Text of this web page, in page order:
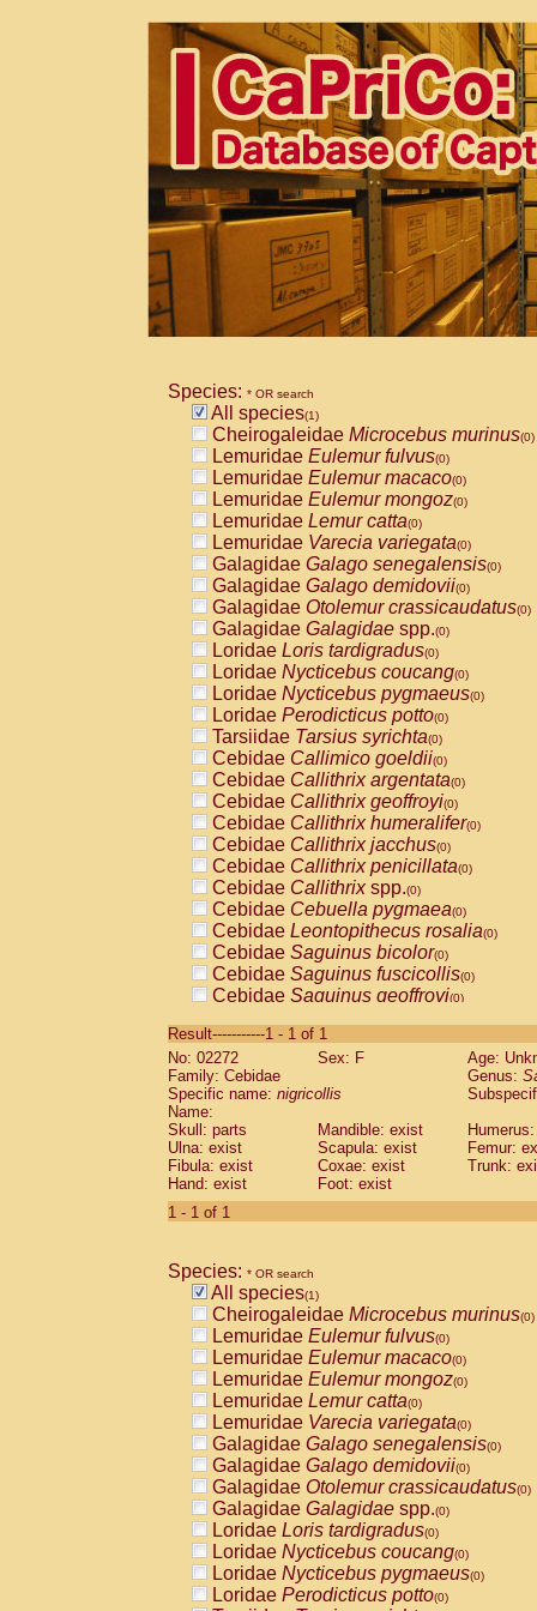
Species: * OR search
All species(1)
Cheirogaleidae Microcebus murinus(0)
Lemuridae Eulemur fulvus(0)
Lemuridae Eulemur macaco(0)
Lemuridae Eulemur mongoz(0)
Lemuridae Lemur catta(0)
Lemuridae Varecia variegata(0)
Galagidae Galago senegalensis(0)
Galagidae Galago demidovii(0)
Galagidae Otolemur crassicaudatus(0)
Galagidae Galagidae spp.(0)
Loridae Loris tardigradus(0)
Loridae Nycticebus coucang(0)
Loridae Nycticebus pygmaeus(0)
Loridae Perodicticus potto(0)
Tarsiidae Tarsius syrichta(0)
Cebidae Callimico goeldii(0)
Cebidae Callithrix argentata(0)
Cebidae Callithrix geoffroyi(0)
Cebidae Callithrix humeralifer(0)
Cebidae Callithrix jacchus(0)
Cebidae Callithrix penicillata(0)
Cebidae Callithrixspp.(0)
Cebidae Cebuella pygmaea(0)
Cebidae Leontopithecus rosalia(0)
Cebidae Saguinus bicolor(0)
Cebidae Saguinus fuscicollis(0)
Cebidae Saguinus geoffroyi(0)
CebidaeSaguinus labiatus(0)
Cebidae Saguinus leucopus (0)
Cebidae
CebidaeSaguinus mystax
Cebidae Saguinus nigricollis (1)
Cebidae Saguinus oedipus
Cebidae Saguinus weddelli
Cebidae Saguinusspp.
Cebidae
CebidaeCebus capucinus
CebidaeCebus nigrivittatus
CebidaeCebus spp.(0)
CebidaeSaimiri boliviensis(0)
CebidaeSaimiri sciureus(0)
AtelidaeAlouatta caraya(0)
AtelidaeAlouatta fusca(0)
AtelidaeAlouatta seniculus(0)
AtelidaeAlouattaspp.(0)
AtelidaeAteles belzebuth(0)
AtelidaeAteles geoffroyi(0)
AtelidaeAteles paniscus(0)
AtelidaeAtelesspp.(0)
AtelidaeLagothrix lagothricha(0)
AtelidaeLagothrix lagothricha cana
PitheciidaeCacajao calvus
Result-----------1 - 1 of 1
No: 02272
Sex: F
Age:
Family: Cebidae
Genus:
Specific name: nigricollis
Name:
Skull: parts
Mandible: exist
Ulna: exist
Scapula: exist
Femur:
Fibula: exist
Coxae: exist
Trunk:
Hand: exist
Foot: exist
1 - 1 of 1
Species: * OR search
All species(1)
Cheirogaleidae Microcebus murinus(0)
Lemuridae Eulemur fulvus(0)
Lemuridae Eulemur macaco(0)
Lemuridae Eulemur mongoz(0)
Lemuridae Lemur catta(0)
Lemuridae Varecia variegata(0)
Galagidae Galago senegalensis(0)
Galagidae Galago demidovii(0)
Galagidae Otolemur crassicaudatus(0)
Galagidae Galagidae spp.(0)
Loridae Loris tardigradus(0)
Loridae Nycticebus coucang(0)
Loridae Nycticebus pygmaeus(0)
Loridae Perodicticus potto(0)